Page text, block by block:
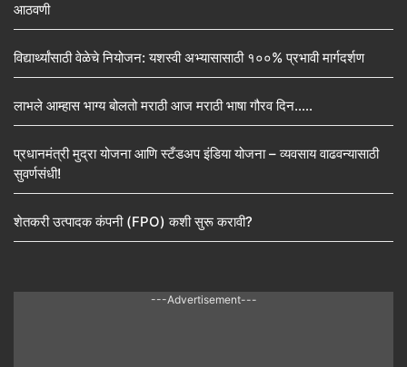
आठवणी
विद्यार्थ्यांसाठी वेळेचे नियोजन: यशस्वी अभ्यासासाठी १००% प्रभावी मार्गदर्शण
लाभले आम्हास भाग्य बोलतो मराठी आज मराठी भाषा गौरव दिन…..
प्रधानमंत्री मुद्रा योजना आणि स्टँडअप इंडिया योजना – व्यवसाय वाढवन्यासाठी
सुवर्णसंधी!
शेतकरी उत्पादक कंपनी (FPO) कशी सुरू करावी?
---Advertisement---